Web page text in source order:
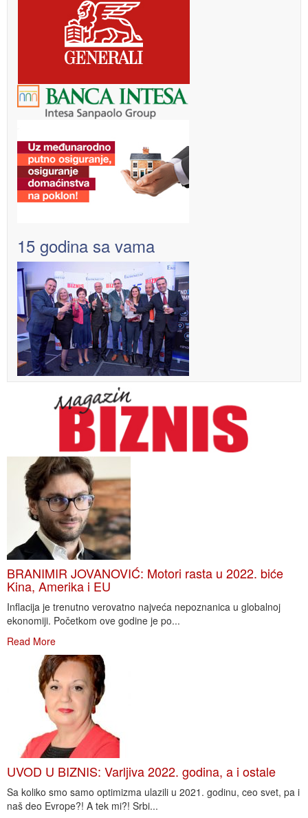
15 godina sa vama
BRANIMIR JOVANOVIĆ: Motori rasta u 2022. biće
Kina, Amerika i EU
Inflacija je trenutno verovatno najveća nepoznanica u globalnoj
ekonomiji. Početkom ove godine je po...
Read More
UVOD U BIZNIS: Varljiva 2022. godina, a i ostale
Sa koliko smo samo optimizma ulazili u 2021. godinu, ceo svet, pa i
naš deo Evrope?! A tek mi?! Srbi...